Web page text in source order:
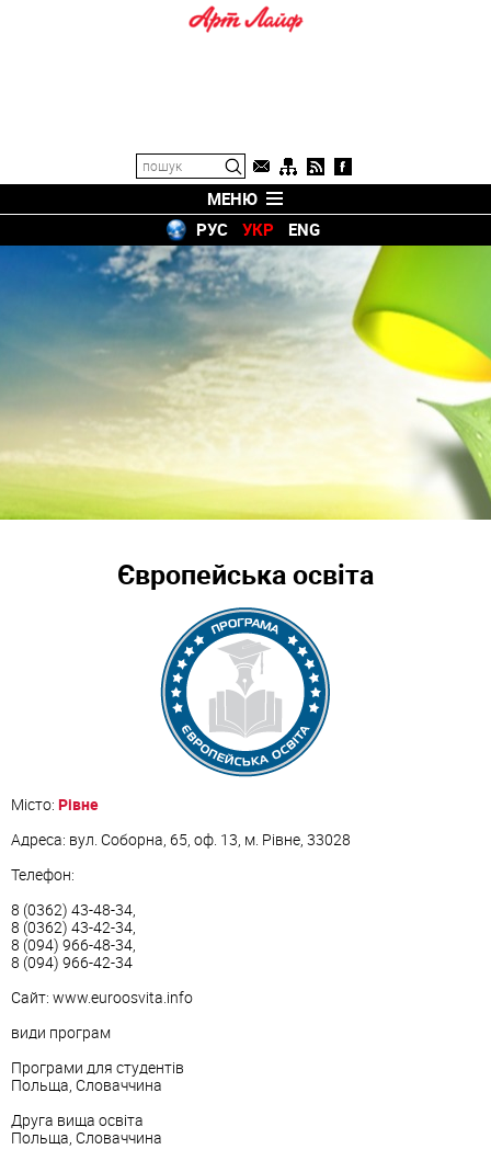
МЕНЮ
РУС
УКР ENG
Європейська освіта
Місто: Рівне
Адреса: вул. Соборна, 65, оф. 13, м. Рівне, 33028
Телефон:
8 (0362) 43-48-34,
8 (0362) 43-42-34,
8 (094) 966-48-34,
8 (094) 966-42-34
Сайт: www.euroosvita.info
види програм
Програми для студентів
Польща, Словаччина
Друга вища освіта
Польща, Словаччина